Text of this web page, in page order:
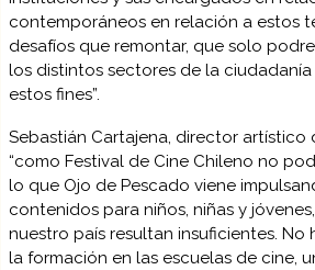
contemporáneos en relación a estos
desafíos que remontar, que solo
los distintos sectores de la
estos fines”.
Sebastián Cartajena, director artístico
“como Festival de Cine Chileno no
lo que Ojo de Pescado viene
contenidos para niños, niñas y
nuestro país resultan insuficientes.
la formación en las escuelas de cine,